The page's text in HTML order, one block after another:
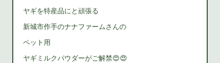
ヤギを特産品にと頑張る
新城市作手のナナファームさんの
ペット用
ヤギミルクパウダーがご解禁😍😍